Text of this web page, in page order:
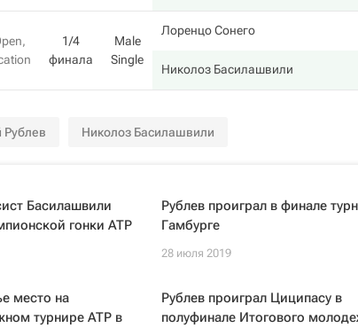
1/4
финала
Male
Single
Лоренцо Сонего
Николоз Басилашвили
Рублев Николоз Басилашвили
Басилашвили
гонки ATP
Рублев проиграл в финале
Гамбурге
28 июля 2019
место на
турнире ATP в
Рублев проиграл Циципасу в
полуфинале Итогового